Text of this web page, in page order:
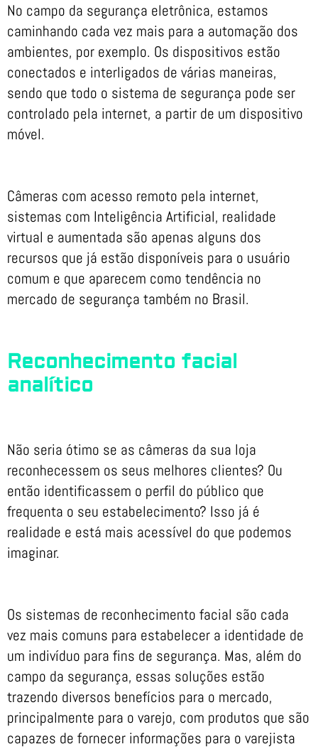
No campo da segurança eletrônica, estamos
caminhando cada vez mais para a automação dos
ambientes, por exemplo. Os dispositivos estão
conectados e interligados de várias maneiras,
sendo que todo o sistema de segurança pode ser
controlado pela internet, a partir de um dispositivo
móvel.
Câmeras com acesso remoto pela internet,
sistemas com Inteligência Artificial, realidade
virtual e aumentada são apenas alguns dos
recursos que já estão disponíveis para o usuário
comum e que aparecem como tendência no
mercado de segurança também no Brasil.
Reconhecimento facial
analítico
Não seria ótimo se as câmeras da sua loja
reconhecessem os seus melhores clientes? Ou
então identificassem o perfil do público que
frequenta o seu estabelecimento? Isso já é
realidade e está mais acessível do que podemos
imaginar.
Os sistemas de reconhecimento facial são cada
vez mais comuns para estabelecer a identidade de
um indivíduo para fins de segurança. Mas, além do
campo da segurança, essas soluções estão
trazendo diversos benefícios para o mercado,
principalmente para o varejo, com produtos que são
capazes de fornecer informações para o varejista